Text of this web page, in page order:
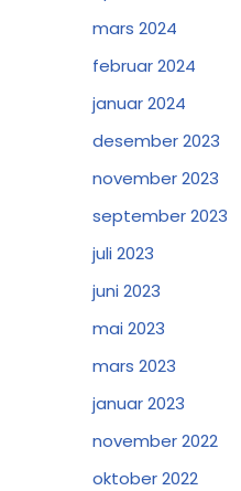
mars 2024
februar 2024
januar 2024
desember 2023
november 2023
september 2023
juli 2023
juni 2023
mai 2023
mars 2023
januar 2023
november 2022
oktober 2022